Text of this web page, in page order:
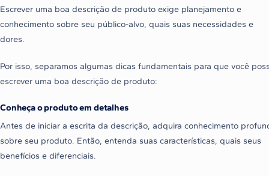
Escrever uma boa descrição de produto exige planejamento e
conhecimento sobre seu público-alvo, quais suas necessidades e
dores.
Por isso, separamos algumas dicas fundamentais para que você
escrever uma boa descrição de produto:
Conheça o produto em detalhes
Antes de iniciar a escrita da descrição, adquira conhecimento
sobre seu produto. Então, entenda suas características, quais seus
benefícios e diferenciais.